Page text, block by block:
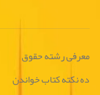
معرفی رشته حقوق
ده نکته کتاب خواندن